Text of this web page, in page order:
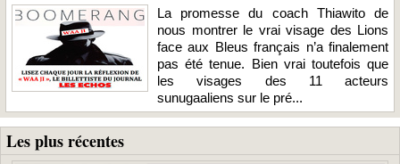
La promesse du coach Thiawito de
nous montrer le vrai visage des Lions
face aux Bleus français n’a finalement
pas été tenue. Bien vrai toutefois que
les visages des 11 acteurs
sunugaaliens sur le pré...
Les plus récentes